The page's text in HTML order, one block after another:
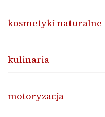
kosmetyki naturalne
kulinaria
motoryzacja